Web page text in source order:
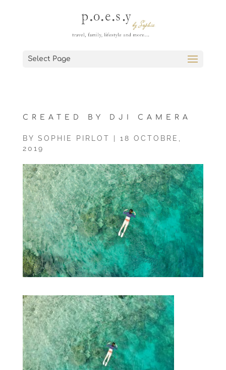
Select Page
CREATED BY DJI CAMERA
BY SOPHIE PIRLOT
18 OCTOBRE,
2019